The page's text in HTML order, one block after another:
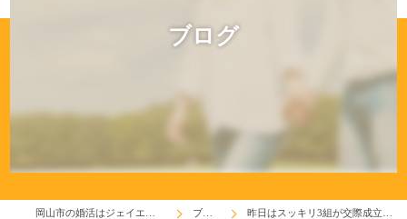
ブログ
ブログ 昨日はスッキリ3組が交際成立！(^^♪